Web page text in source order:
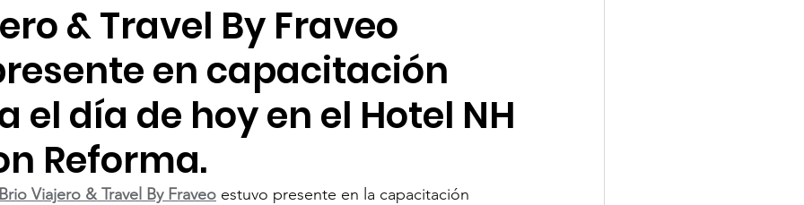
& Travel By Fraveo
en capacitación
el día de hoy en el Hotel NH
Reforma.
Brio Viajero & Travel By Fraveo estuvo presente en la capacitación